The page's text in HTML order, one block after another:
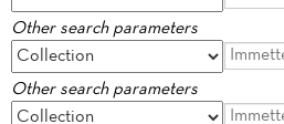
Other search parameters
Other search parameters